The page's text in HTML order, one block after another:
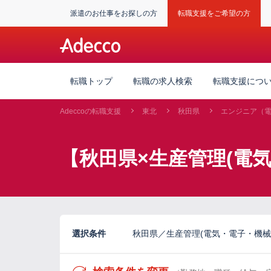
派遣のお仕事をお探しの方 転職支援をご希望の方
転職トップ 転職の求人検索 転職支援につ
Adeccoの転職支援 東北 秋田県 エンジニア（
【秋田県×生産管理(電
選択条件 秋田県／生産管理(電気・電子・機